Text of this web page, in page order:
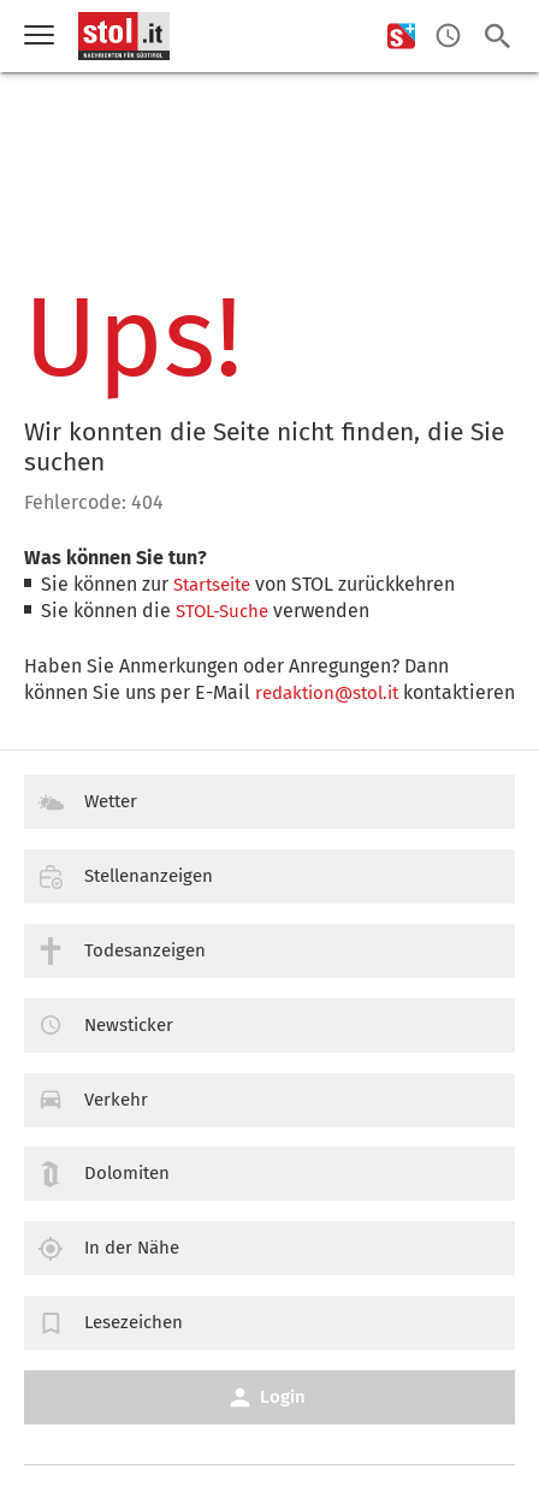
Ups!
Wir konnten die Seite nicht finden, die Sie
suchen
Fehlercode: 404
Was können Sie tun?
Sie können zurStartseite von STOL zurückkehren
Sie können dieSTOL-Suche verwenden
Haben Sie Anmerkungen oder Anregungen? Dann
können Sie uns per E-Mail redaktion@stol.itkontaktieren
Wetter
Stellenanzeigen
Todesanzeigen
Newsticker
Verkehr
Dolomiten
In der Nähe
Lesezeichen
Login